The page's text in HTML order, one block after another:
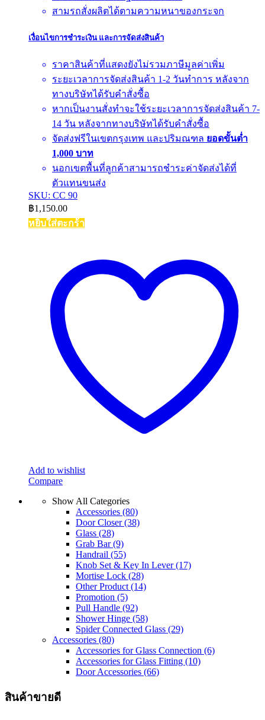
สามรถสั่งผลิตได้ตามความหนาของกระจก
เงื่อนไขการชำระเงิน และการจัดส่งสินค้า
ราคาสินค้าที่แสดงยังไม่รวมภาษีมูลค่าเพิ่ม
ระยะเวลาการจัดส่งสินค้า 1-2 วันทำการ หลังจาก
ทางบริษัทได้รับคำสั่งซื้อ
หากเป็นงานสั่งทำจะใช้ระยะเวลาการจัดส่งสินค้า 7-
14 วัน หลังจากทางบริษัทได้รับคำสั่งซื้อ
จัดส่งฟรีในเขตกรุงเทพ และปริมณฑล ยอดขั้นต่ำ
1,000 บาท
นอกเขตพื้นที่ลูกค้าสามารถชำระค่าจัดส่งได้ที่
ตัวแทนขนส่ง
SKU: CC 90
฿1,150.00
หยิบใส่ตะกร้า
Add to wishlist
Compare
Show All Categories
Accessories (80)
Door Closer(38)
Glass (28)
Grab Bar(9)
Handrail (55)
Knob Set & Key In Lever(17)
Mortise Lock (28)
Other Product (14)
Promotion (5)
Pull Handle (92)
Shower Hinge (58)
Spider Connected Glass (29)
Accessories (80)
Accessories for Glass Connection (6)
Accessories for Glass Fitting (10)
Door Accessories (66)
สินค้าขายดี